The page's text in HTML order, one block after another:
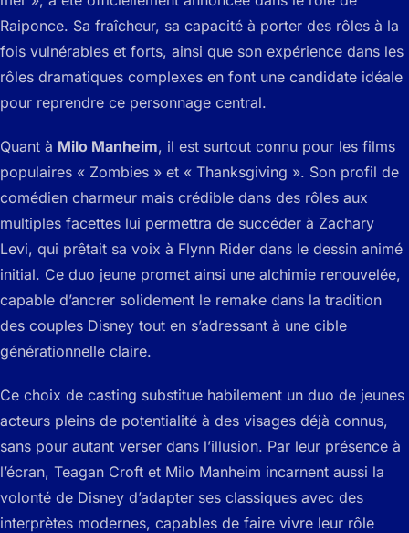
Raiponce. Sa fraîcheur, sa capacité à porter des rôles à la
fois vulnérables et forts, ainsi que son expérience dans les
rôles dramatiques complexes en font une candidate idéale
pour reprendre ce personnage central.
Quant à Milo Manheim, il est surtout connu pour les films
populaires « Zombies » et « Thanksgiving ». Son profil de
comédien charmeur mais crédible dans des rôles aux
multiples facettes lui permettra de succéder à Zachary
Levi, qui prêtait sa voix à Flynn Rider dans le dessin animé
initial. Ce duo jeune promet ainsi une alchimie renouvelée,
capable d’ancrer solidement le remake dans la tradition
des couples Disney tout en s’adressant à une cible
générationnelle claire.
Ce choix de casting substitue habilement un duo de jeunes
acteurs pleins de potentialité à des visages déjà connus,
sans pour autant verser dans l’illusion. Par leur présence à
l’écran, Teagan Croft et Milo Manheim incarnent aussi la
volonté de Disney d’adapter ses classiques avec des
interprètes modernes, capables de faire vivre leur rôle